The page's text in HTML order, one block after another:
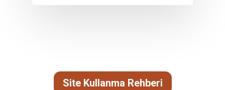
Site Kullanma Rehberi